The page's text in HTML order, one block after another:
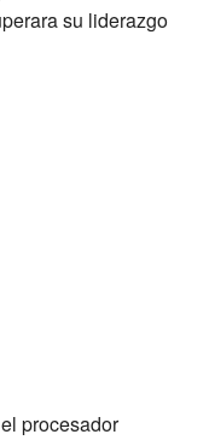
su liderazgo
procesador